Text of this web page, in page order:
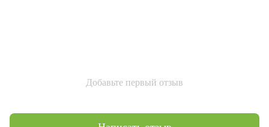
Добавьте первый отзыв